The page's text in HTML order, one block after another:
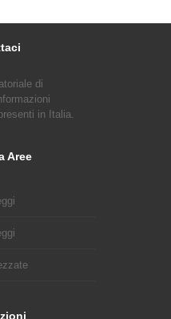
di
in Italia.
Aree